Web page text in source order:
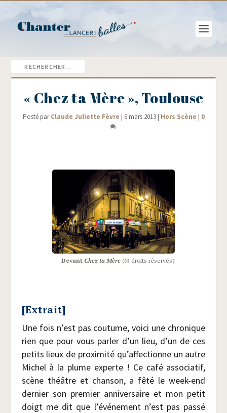
« Chez ta Mère », Toulouse
Posté parClaude Juliette Fèvre | 6 mars 2013| Hors Scène | 0
Devant Chez ta Mère(© droits réservés)
[Extrait]
Une fois n’est pas cou­tume, voi­ci une chro­nique
rien que pour vous par­ler d’un lieu, d’un de ces
petits lieux de proxi­mi­té qu’affectionne un autre
Michel à la plume experte ! Ce café asso­cia­tif,
scène théâtre et chan­son, a fêté le week-end
der­nier son pre­mier anni­ver­saire et mon petit
doigt me dit que l’événement n’est pas pas­sé